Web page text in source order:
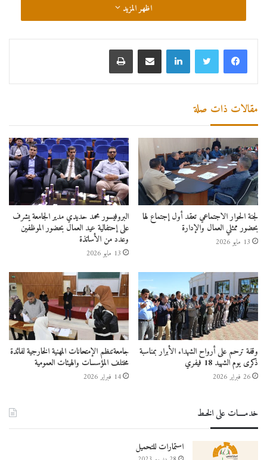
اظهر المزيد
لينكدإن مشاركة عبر البريد طباعة
مقالات ذات صلة
لجنة الحوار الاجتماعي تعقد أول إجتماع لها
بحضور ممثلي العمال والإدارة
13 مايو 2026
البروفيسور محمد حديدي مدير الجامعة يشرف
على إحتفالية عيد العمال بحضور الموظفين
وعدد من الأساتذة
13 مايو 2026
وقفة ترحم على أرواح الشهداء الأبرار بمناسبة
ذكرى يوم الشهيد 18 فيفري
26 فبراير 2026
جامعةتنظم الإمتحانات المهنية الخارجية لفائدة
مختلف المؤسسات والهيئات العمومية
14 فبراير 2026
خدمــــات على الخـط
استمارات للتحميل